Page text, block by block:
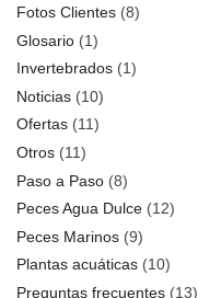
Fotos Clientes (8)
Glosario (1)
Invertebrados (1)
Noticias (10)
Ofertas (11)
Otros (11)
Paso a Paso (8)
Peces Agua Dulce (12)
Peces Marinos (9)
Plantas acuáticas (10)
Preguntas frecuentes (13)